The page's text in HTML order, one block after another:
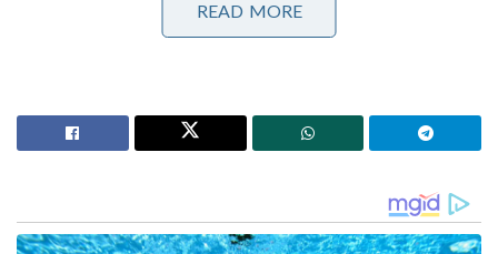
Stories you may like
യാത്രയുടെ ചിത്രം പങ്കുവെച്ച് ചോദ്യങ്ങളുമായി
കേന്ദ്രമന്ത്രി
ബലിനൽകിയ കാർഗിൽ വീരനായകൻ; അജയ്
അഹൂജ
READ MORE